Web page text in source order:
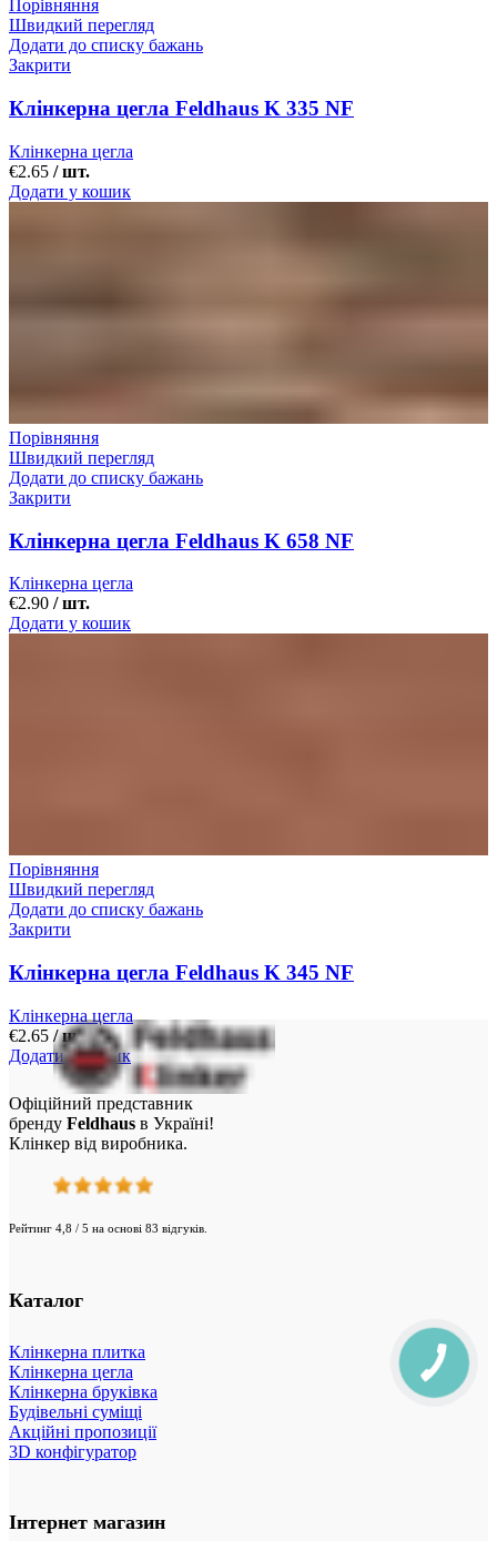
Порівняння
Швидкий перегляд
Додати до списку бажань
Закрити
Клінкерна цегла Feldhaus K 335 NF
Клінкерна цегла
€2.65 / шт.
Додати у кошик
Порівняння
Швидкий перегляд
Додати до списку бажань
Закрити
Клінкерна цегла Feldhaus K 658 NF
Клінкерна цегла
€2.90 / шт.
Додати у кошик
Порівняння
Швидкий перегляд
Додати до списку бажань
Закрити
Клінкерна цегла Feldhaus K 345 NF
Клінкерна цегла
€2.65 / шт.
Додати у кошик
Офіційний представник
бренду Feldhaus в Україні!
Клінкер від виробника.
Рейтинг 4,8 / 5 на основі 83 відгуків.
Каталог
Клінкерна плитка
Клінкерна цегла
Клінкерна бруківка
Будівельні суміщі
Акційні пропозиції
3D конфігуратор
Інтернет магазин